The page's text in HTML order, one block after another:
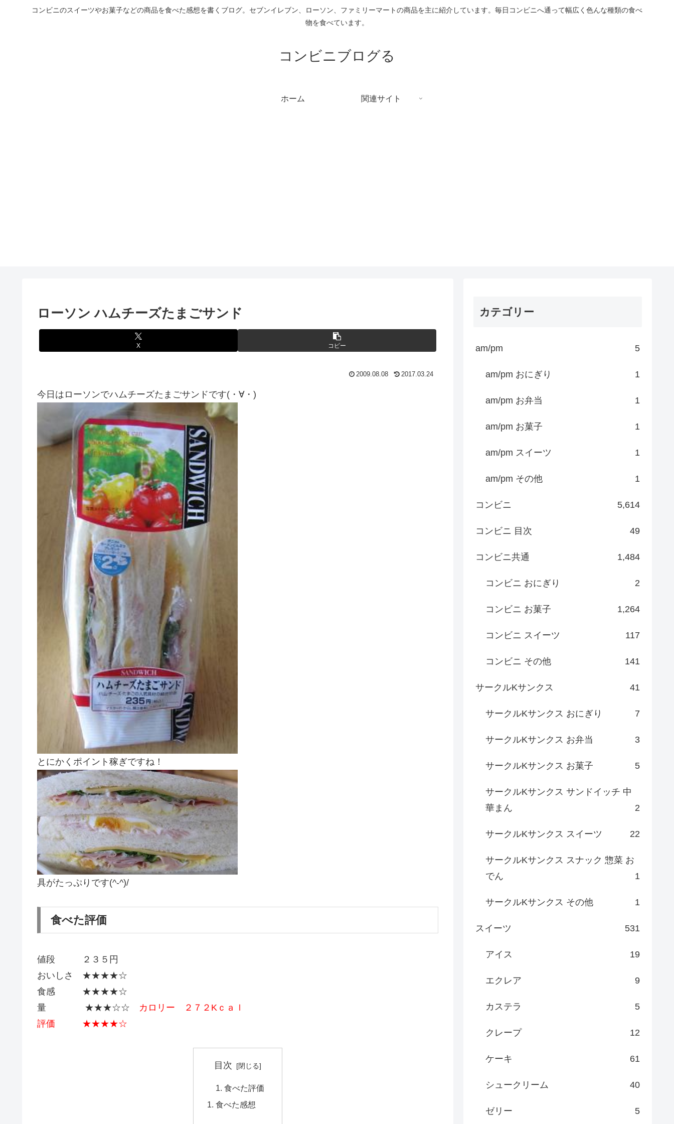
コンビニのスイーツやお菓子などの商品を食べた感想を書くブログ。セブンイレブン、ローソン、ファミリーマートの商品を主に紹介しています。毎日コンビニへ通って幅広く色んな種類の食べ
物を食べています。
コンビニブログる
ホーム 関連サイト
ローソン ハムチーズたまごサンド
X コピー
2009.08.08 2017.03.24
今日はローソンでハムチーズたまごサンドです(・∀・)
とにかくポイント稼ぎですね！
具がたっぷりです(^-^)/
食べた評価
値段 ２３５円
おいしさ ★★★★☆
食感 ★★★★☆
量 ★★★☆☆ カロリー ２７２Kｃａｌ
評価 ★★★★☆
目次
食べた評価
食べた感想
カテゴリー
am/pm 5
am/pm おにぎり 1
am/pm お弁当 1
am/pm お菓子 1
am/pm スイーツ 1
am/pm その他 1
コンビニ 5,614
コンビニ 目次 49
コンビニ共通 1,484
コンビニ おにぎり 2
コンビニ お菓子 1,264
コンビニ スイーツ 117
コンビニ その他 141
サークルKサンクス 41
サークルKサンクス おにぎり 7
サークルKサンクス お弁当 3
サークルKサンクス お菓子 5
サークルKサンクス サンドイッチ 中
華まん
2
サークルKサンクス スイーツ 22
サークルKサンクス スナック 惣菜 お
でん
1
サークルKサンクス その他 1
スイーツ 531
アイス 19
エクレア 9
カステラ 5
クレープ 12
ケーキ 61
シュークリーム 40
ゼリー 5